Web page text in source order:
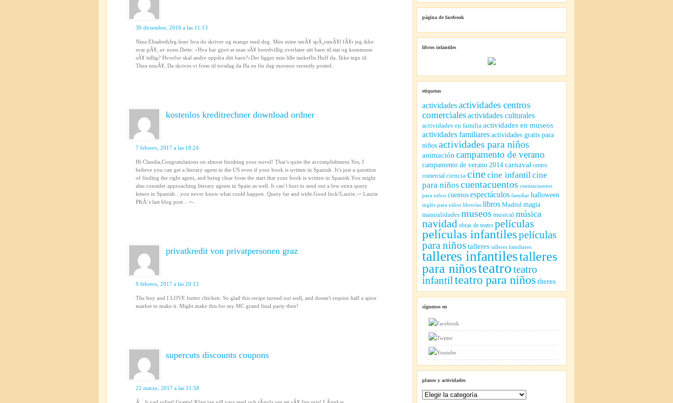
30 diciembre, 2016 a las 11:13
Nina ElisabethJeg leser hva du skriver og mange med deg. Men mine smÃ¥ spÃ¸rsmÃ¥l fÃ¥r jeg ikke
svar pÃ¥, av noen.Dette: «Hva har gjort at man sÃ¥ beredvillig overlater sitt barn til stat og kommune
sÃ¥ tidlig? Hvorfor skal andre oppdra ditt barn?»Der ligger min lille tankeflis.Huff da. Ikke tegn til
Thea ennÃ¥, Da skrives vi frem til torsdag da Ha en fin dag mormor recently posted..
kostenlos kreditrechner download ordner
7 febrero, 2017 a las 18:24
Hi Claudia,Congratulations on almost finishing your novel! That’s quite the accomplishment.Yes, I
believe you can get a literary agent in the US even if your book is written in Spanish. It’s just a question
of finding the right agent, and being clear from the start that your book is written in Spanish.You might
also consider approaching literary agents in Spain as well. It can’t hurt to send out a few extra query
letters in Spanish…you never know what could happen. Query far and wide.Good luck!Laurie.-= Laurie
PKÂ´s last blog post .. =-.
privatkredit von privatpersonen graz
9 febrero, 2017 a las 20:13
The boy and I LOVE butter chicken. So glad this recipe turned out well, and doesn't require half a spice
market to make it. Might make this for my MC grand final party then!
supercuts discounts coupons
22 marzo, 2017 a las 11:58
página de facebook
libros infantiles
etiquetas
actividadesactividades centros
comercialesactividades culturales
actividades en familia actividades en museos
actividades familiaresactividades gratis para
niñosactividades para niños
animación campamento de verano
campamento de verano 2014carnaval centro
comercial ciencia cine cine infantilcine
para niños cuentacuentos cuentacuentos
para niños cuentosespectáculos familiar halloween
inglés para niños librerías libros Madrid magia
manualidades museos musical música
navidad obras de teatro películas
películas infantilespelículas
para niñostalleres talleres familiares
talleres infantilestalleres
para niñosteatroteatro
infantilteatro para niñostíteres
síguenos en
planes y actividades
Planes